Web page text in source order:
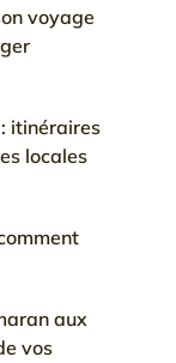
voyage
itinéraires
locales
aux
vos